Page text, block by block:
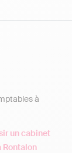
à
un cabinet
Rontalon